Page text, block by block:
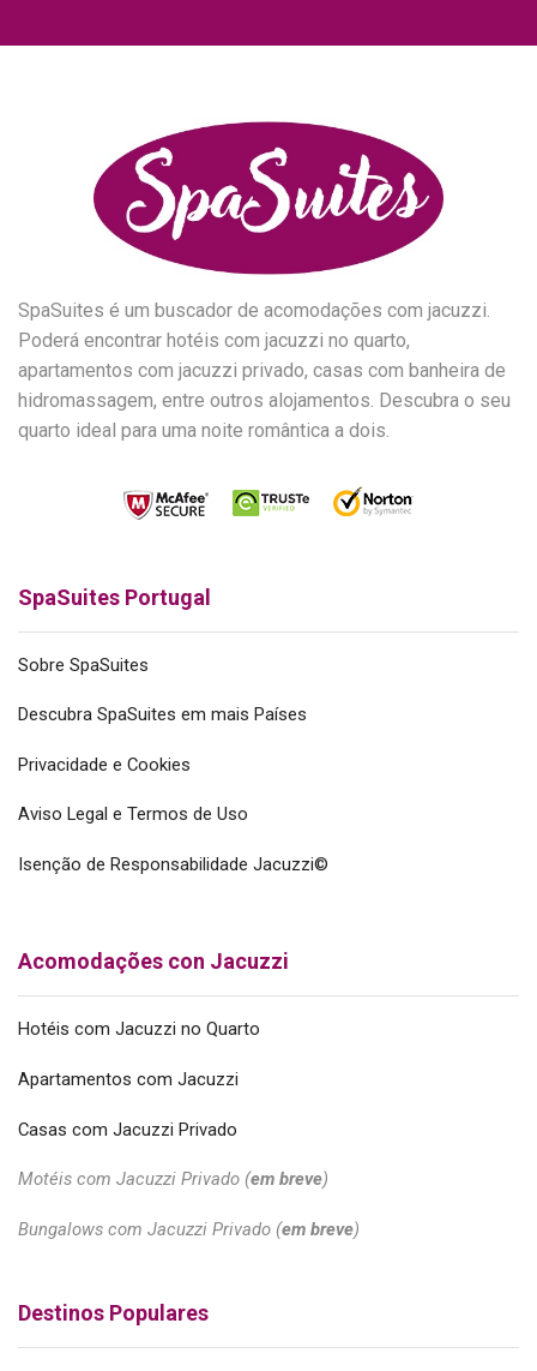
SpaSuites é um buscador de acomodações com jacuzzi.
Poderá encontrar hotéis com jacuzzi no quarto,
apartamentos com jacuzzi privado, casas com banheira de
hidromassagem, entre outros alojamentos. Descubra o seu
quarto ideal para uma noite romântica a dois.
SpaSuites Portugal
Sobre SpaSuites
Descubra SpaSuites em mais Países
Privacidade e Cookies
Aviso Legal e Termos de Uso
Isenção de Responsabilidade Jacuzzi©
Acomodações con Jacuzzi
Hotéis com Jacuzzi no Quarto
Apartamentos com Jacuzzi
Casas com Jacuzzi Privado
Motéis com Jacuzzi Privado (em breve)
Bungalows com Jacuzzi Privado (em breve)
Destinos Populares